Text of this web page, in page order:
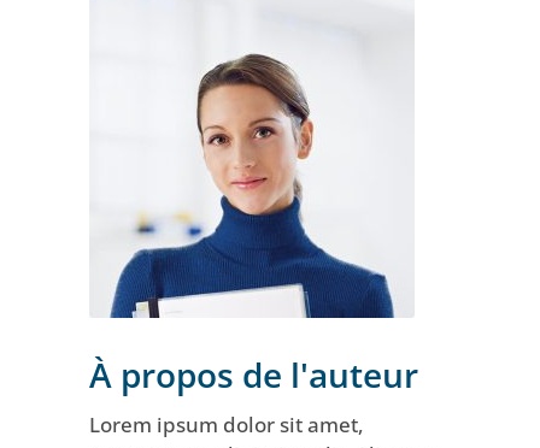
À propos de l'auteur
Lorem ipsum dolor sit amet,